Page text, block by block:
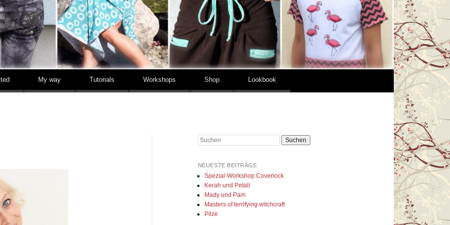
My way Tutorials Workshops Shop Lookbook
Suchen
NEUESTE BEITRÄGE
Spezial-Workshop Coverlock
Kerah und Petali
Mady und Pam
Masters of terrifying witchcraft
Pilze